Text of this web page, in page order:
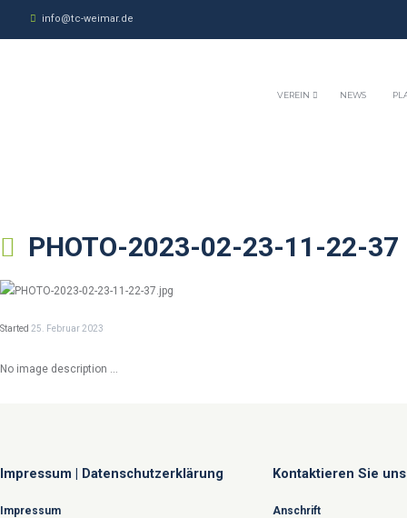
info@tc-weimar.de
VEREIN NEWS
PHOTO-2023-02-23-11-22-37
Started 25. Februar 2023
No image description ...
Impressum | Datenschutzerklärung
Impressum
Kontaktieren Sie uns
Anschrift